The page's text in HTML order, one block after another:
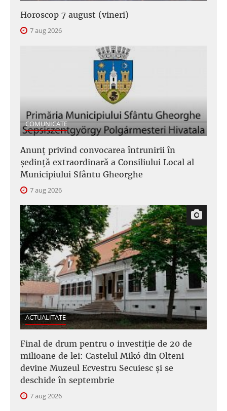
Horoscop 7 august (vineri)
7 aug 2026
COMUNICATE
Anunţ privind convocarea întrunirii în
şedinţă extraordinară a Consiliului Local al
Municipiului Sfântu Gheorghe
7 aug 2026
ACTUALITATE
Final de drum pentru o investiție de 20 de
milioane de lei: Castelul Mikó din Olteni
devine Muzeul Ecvestru Secuiesc și se
deschide în septembrie
7 aug 2026